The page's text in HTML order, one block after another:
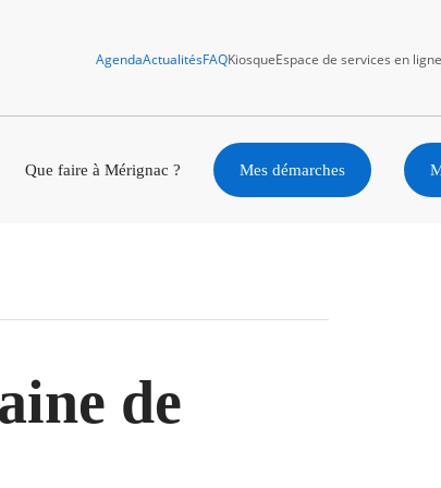
AgendaActualitésFAQKiosqueEspace de services en ligne
Que faire à Mérignac ? Mes démarches
de